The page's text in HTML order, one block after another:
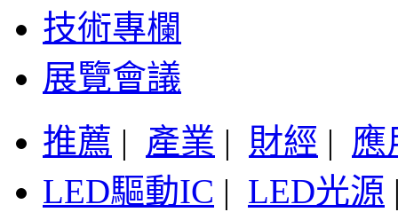
技術專欄
展覽會議
推薦 | 產業 | 財經 | 應
LED驅動IC | LED光源